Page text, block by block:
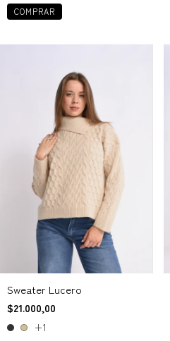
COMPRAR
Sweater Lucero
$21.000,00
+1